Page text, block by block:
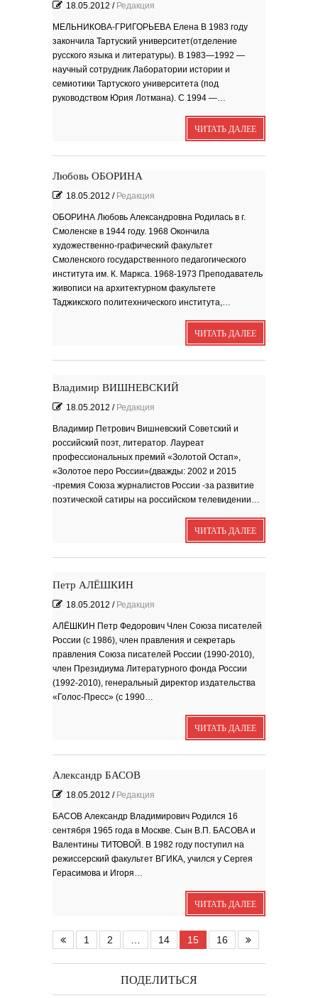
18.05.2012 / Редакция
МЕЛЬНИКОВА-ГРИГОРЬЕВА Елена В 1983 году
закончила Тартуский университет(отделение
русского языка и литературы). В 1983—1992 —
научный сотрудник Лаборатории истории и
семиотики Тартуского университета (под
руководством Юрия Лотмана). С 1994 —…
ЧИТАТЬ ДАЛЕЕ
Любовь ОБОРИНА
18.05.2012 / Редакция
ОБОРИНА Любовь Александровна Родилась в г.
Смоленске в 1944 году. 1968 Окончила
художественно-графический факультет
Смоленского государственного педагогического
института им. К. Маркса. 1968-1973 Преподаватель
живописи на архитектурном факультете
Таджикского политехнического института,…
ЧИТАТЬ ДАЛЕЕ
Владимир ВИШНЕВСКИЙ
18.05.2012 / Редакция
Владимир Петрович Вишневский Cоветский и
российский поэт, литератор. Лауреат
профессиональных премий «Золотой Остап»,
«Золотое перо России»(дважды: 2002 и 2015
-премия Союза журналистов России -за развитие
поэтической сатиры на российском телевидении…
ЧИТАТЬ ДАЛЕЕ
Петр АЛЁШКИН
18.05.2012 / Редакция
АЛЁШКИН Петр Федорович Член Союза писателей
России (с 1986), член правления и секретарь
правления Союза писателей России (1990-2010),
член Президиума Литературного фонда России
(1992-2010), генеральный директор издательства
«Голос-Пресс» (с 1990…
ЧИТАТЬ ДАЛЕЕ
Александр БАСОВ
18.05.2012 / Редакция
БАСОВ Александр Владимирович Родился 16
сентября 1965 года в Москве. Сын В.П. БАСОВА и
Валентины ТИТОВОЙ. В 1982 году поступил на
режиссерский факультет ВГИКА, учился у Сергея
Герасимова и Игоря…
ЧИТАТЬ ДАЛЕЕ
1 2 14 15 16
ПОДЕЛИТЬСЯ